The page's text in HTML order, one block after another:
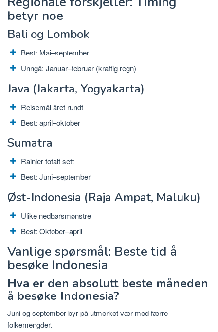
betyr noe
Bali og Lombok
Best: Mai–september
Unngå: Januar–februar (kraftig regn)
Java (Jakarta, Yogyakarta)
Reisemål året rundt
Best: april–oktober
Sumatra
Rainier totalt sett
Best: Juni–september
Øst-Indonesia (Raja Ampat, Maluku)
Ulike nedbørsmønstre
Best: Oktober–april
Vanlige spørsmål: Beste tid å
besøke Indonesia
Hva er den absolutt beste måneden
å besøke Indonesia?
Juni og september byr på utmerket vær med færre
folkemengder.